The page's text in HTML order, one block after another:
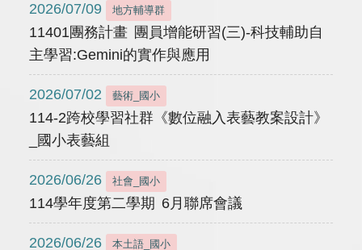
2026/07/09 地方輔導群
11401團務計畫 團員增能研習(三)-科技輔助自
主學習:Gemini的實作與應用
2026/07/02 藝術_國小
114-2跨校學習社群《數位融入表藝教案設計》
_國小表藝組
2026/06/26 社會_國小
114學年度第二學期 6月聯席會議
2026/06/26 本土語_國小